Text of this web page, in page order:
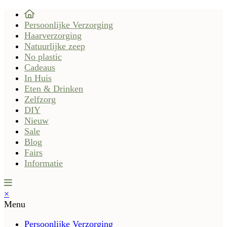
Persoonlijke Verzorging
Haarverzorging
Natuurlijke zeep
No plastic
Cadeaus
In Huis
Eten & Drinken
Zelfzorg
DIY
Nieuw
Sale
Blog
Fairs
Informatie
×
Menu
Persoonlijke Verzorging